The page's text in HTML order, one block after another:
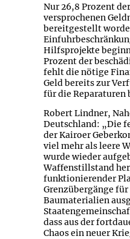
Nur 26,8 Prozent
versprochenen
bereitgestellt
Hilfsprojekte
Prozent der
fehlt die nötige
Geld bereits zur
für die
Robert Lindner,
Deutschland: „Die
der Kairoer
viel mehr als leere
wurde wieder
Waffenstillstand
funktionierender
Grenzübergänge
Baumaterialien
dass aus der
Chaos ein neuer